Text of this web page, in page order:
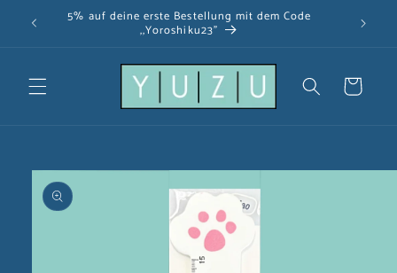
zum 5% auf deine erste Bestellung mit dem Code
,,Yoroshiku23"
Warenkorb